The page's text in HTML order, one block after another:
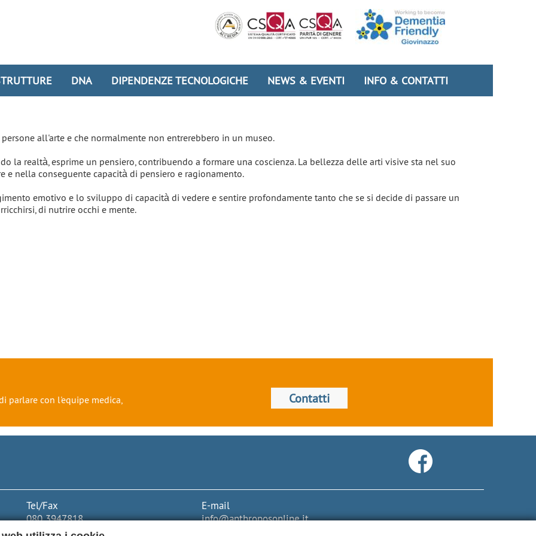
DNA DIPENDENZE TECNOLOGICHE NEWS & EVENTI INFO & CONTATTI
all'arte e che normalmente non entrerebbero in un museo.
la realtà, esprime un pensiero, contribuendo a formare una coscienza. La bellezza delle arti visive sta nel suo
nella conseguente capacità di pensiero e ragionamento.
emotivo e lo sviluppo di capacità di vedere e sentire profondamente tanto che se si decide di passare un
di nutrire occhi e mente.
parlare con l'equipe medica, Contatti
Tel/Fax
080 3947818
E-mail
info@anthroposonline.it